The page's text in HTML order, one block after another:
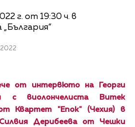
г. от 19:30 ч. в
от интервюто на Георги
с виолончелиста Витек
Квартет "Епок" (Чехия) в
Дерибеева от Чешки